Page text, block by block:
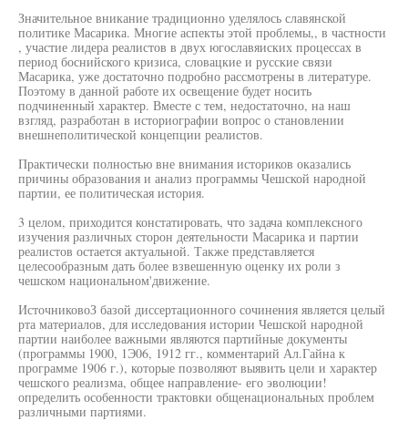
Значительное вникание традиционно уделялось славянской
политике Масарика. Многие аспекты этой проблемы,, в частности
, участие лидера реалистов в двух югославяиских процессах в
период боснийского кризиса, словацкие и русские связи
Масарика, уже достаточно подробно рассмотрены в литературе.
Поэтому в данной работе их освещение будет носить
подчиненный характер. Вместе с тем, недостаточно, на наш
взгляд, разработан в историографии вопрос о становлении
внешнеполитической концепции реалистов.
Практически полностью вне внимания историков оказались
причины образования и анализ программы Чешской народной
партии, ее политическая история.
3 целом, приходится констатировать, что задача комплексного
изучения различных сторон деятельности Масарика и партии
реалистов остается актуальной. Также представляется
целесообразным дать более взвешенную оценку их роли з
чешском национальном'движение.
ИсточниковоЗ базой диссертационного сочинения является целый
рта материалов, для исследования истории Чешской народной
партии наиболее важными являются партийные документы
(программы 1900, 1Э06, 1912 гг., комментарий Ал.Гайна к
программе 1906 г.), которые позволяют выявить цели и характер
чешского реализма, общее направление- его эволюции!
определить особенности трактовки общенациональных проблем
различными партиями.